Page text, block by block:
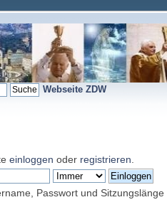
Webseite ZDW
einloggen oder registrieren
Passwort und Sitzungslänge